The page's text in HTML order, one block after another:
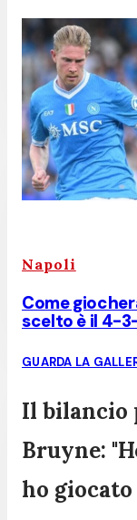
Napoli
Come
scelto è il 4-
GUARDA LA
Il bilancio
Bruyne:
ho giocato